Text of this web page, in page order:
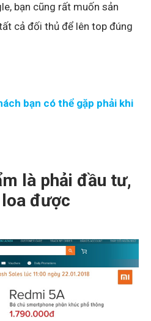
bạn cũng rất muốn sản
cả đối thủ để lên top đúng
bạn có thể gặp phải khi
là phải đầu tư,
loa được